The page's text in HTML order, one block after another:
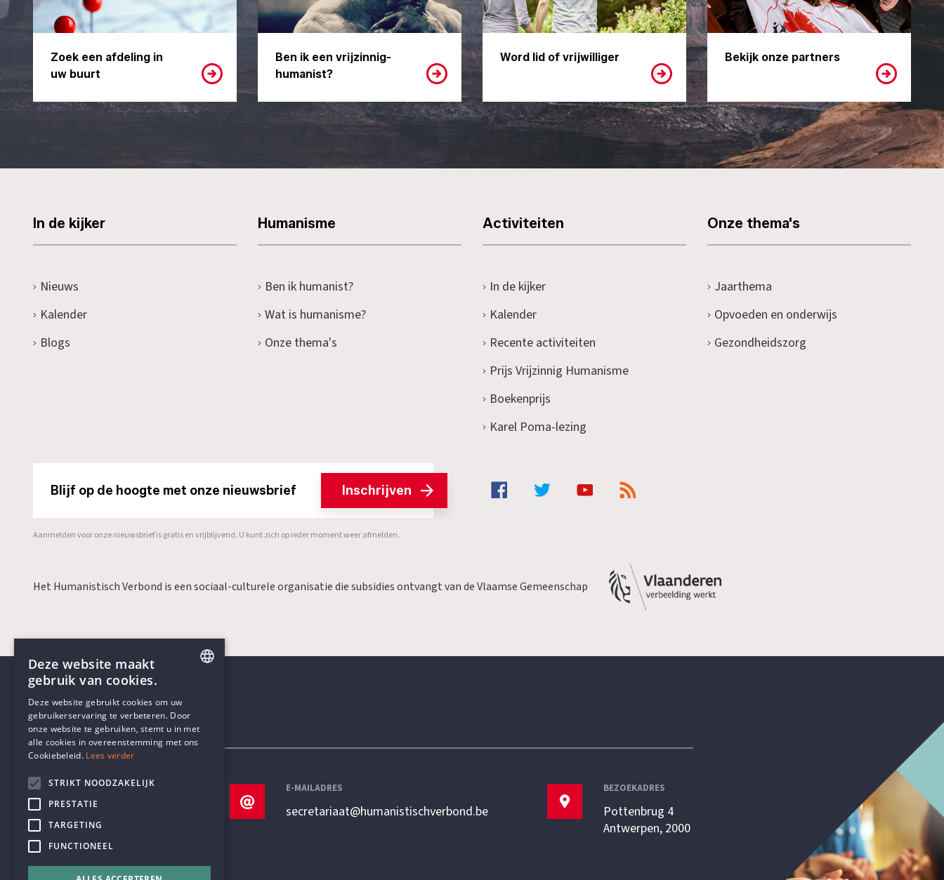
Zoek een afdeling in
uw buurt
Ben ik een vrijzinnig-
humanist?
Word lid of vrijwilliger Bekijk onze partners
In de kijker
Nieuws
Kalender
Blogs
Humanisme
Ben ik humanist?
Wat is humanisme?
Onze thema's
Activiteiten
In de kijker
Kalender
Recente activiteiten
Prijs Vrijzinnig Humanisme
Boekenprijs
Karel Poma-lezing
Onze thema's
Jaarthema
Opvoeden en onderwijs
Gezondheidszorg
Blijf op de hoogte met onze nieuwsbrief Inschrijven
Aanmelden voor onze nieuwsbrief is gratis en vrijblijvend. U kunt zich op ieder moment weer afmelden.
Het Humanistisch Verbond is een sociaal-culturele organisatie die subsidies ontvangt van de Vlaamse Gemeenschap
Contactgegevens
TELEFOON
+32 3 233 70 32
E-MAILADRES
secretariaat@humanistischverbond.be
BEZOEKADRES
Pottenbrug 4
Antwerpen, 2000
DUTCH
Deze website maakt
gebruik van cookies.
Deze website gebruikt cookies om uw
gebruikerservaring te verbeteren. Door
onze website te gebruiken, stemt u in met
alle cookies in overeenstemming met ons
Cookiebeleid. Lees verder
STRIKT NOODZAKELIJK
PRESTATIE
TARGETING
FUNCTIONEEL